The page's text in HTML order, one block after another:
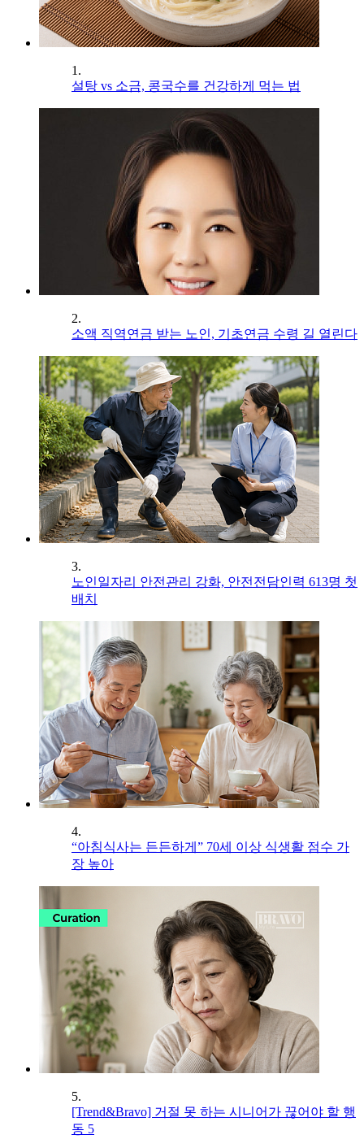
1.
설탕 vs 소금, 콩국수를 건강하게 먹는 법
2.
소액 직역연금 받는 노인, 기초연금 수령 길 열린다
3.
노인일자리 안전관리 강화, 안전전담인력 613명 첫
배치
4.
“아침식사는 든든하게” 70세 이상 식생활 점수 가
장 높아
5.
[Trend&Bravo] 거절 못 하는 시니어가 끊어야 할 행
동 5